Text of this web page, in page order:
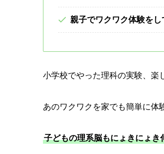
親子でワクワク体験をし
小学校でやった理科の実験、楽
あのワクワクを家でも簡単に体
子どもの理系脳もにょきにょ